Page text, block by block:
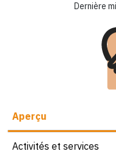
Dernière
Aperçu
Activités et services